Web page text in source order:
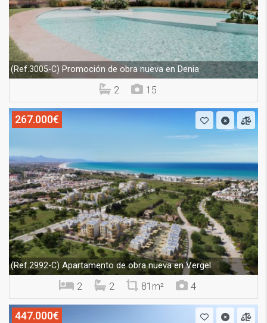
(Ref.3005-C) Promoción de obra nueva en Denia
2 15
267.000€
(Ref.2992-C) Apartamento de obra nueva en Vergel
2 2 81m² 4
447.000€